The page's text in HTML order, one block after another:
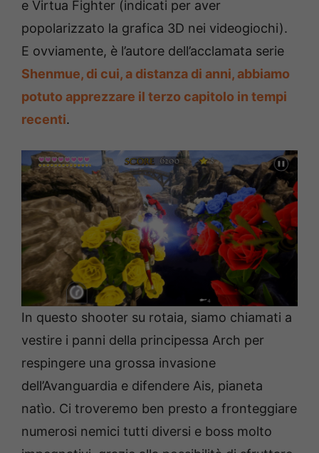
e Virtua Fighter (indicati per aver
popolarizzato la grafica 3D nei videogiochi).
E ovviamente, è l’autore dell’acclamata serie
Shenmue, di cui, a distanza di anni, abbiamo
potuto apprezzare il terzo capitolo in tempi
recenti.
In questo shooter su rotaia, siamo chiamati a
vestire i panni della principessa Arch per
respingere una grossa invasione
dell’Avanguardia e difendere Ais, pianeta
natìo. Ci troveremo ben presto a fronteggiare
numerosi nemici tutti diversi e boss molto